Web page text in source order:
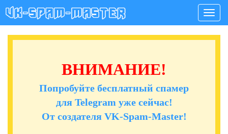
ВНИМАНИЕ!
Попробуйте бесплатный спамер
для Telegram уже сейчас!
От создателя VK-Spam-Master!